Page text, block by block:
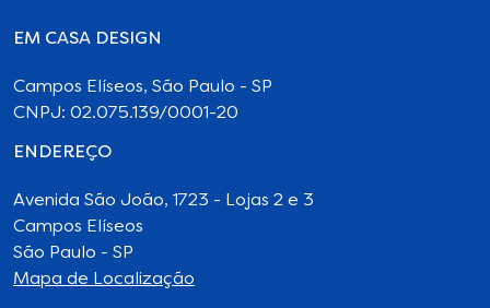
EM CASA DESIGN
Campos Elíseos, São Paulo - SP
CNPJ: 02.075.139/0001-20
ENDEREÇO
Avenida São João, 1723 - Lojas 2 e 3
Campos Elíseos
São Paulo - SP
Mapa de Localização